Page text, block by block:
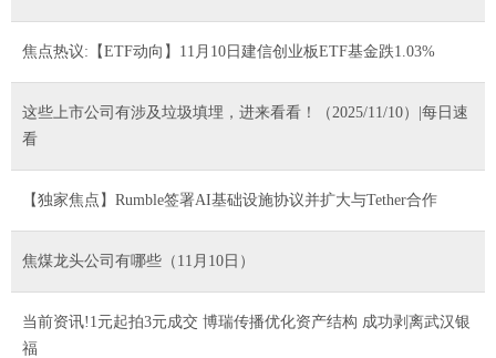
焦点热议:【ETF动向】11月10日建信创业板ETF基金跌1.03%
这些上市公司有涉及垃圾填埋，进来看看！（2025/11/10）|每日速
看
【独家焦点】Rumble签署AI基础设施协议并扩大与Tether合作
焦煤龙头公司有哪些（11月10日）
当前资讯!1元起拍3元成交 博瑞传播优化资产结构 成功剥离武汉银
福